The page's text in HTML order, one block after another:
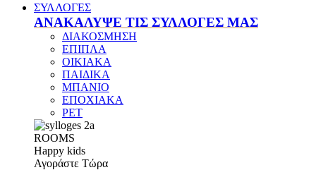
ΣΥΛΛΟΓΕΣ
ΑΝΑΚΑΛΥΨΕ ΤΙΣ ΣΥΛΛΟΓΕΣ ΜΑΣ
ΔΙΑΚΟΣΜΗΣΗ
ΕΠΙΠΛΑ
ΟΙΚΙΑΚΑ
ΠΑΙΔΙΚΑ
ΜΠΑΝΙΟ
ΕΠΟΧΙΑΚΑ
PET
ROOMS
Happy kids
Αγοράστε Τώρα